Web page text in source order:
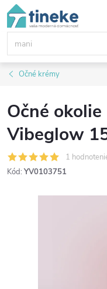
Prejsť
obsah
Očné krémy
Očné
Vibeglow
1
Kód: YV0103751